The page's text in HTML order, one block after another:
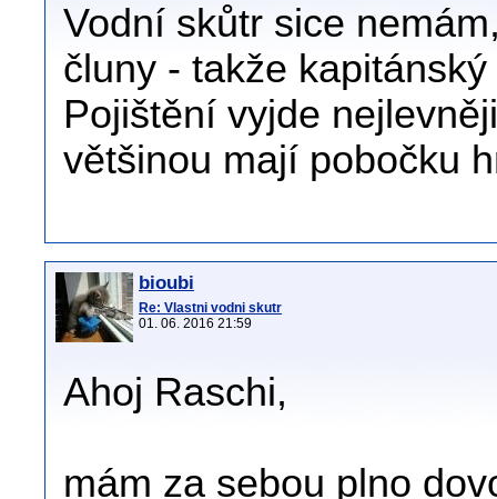
Vodní skůtr sice
čluny - takže
Pojištění vyjde
většinou mají pobočku
bioubi
Re: Vlastni vodni skutr
01. 06. 2016 21:59
Ahoj Raschi,
mám za sebou plno